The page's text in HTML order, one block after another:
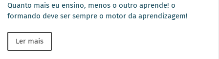
Quanto mais eu ensino, menos o outro aprende! o
formando deve ser sempre o motor da aprendizagem!
Ler mais